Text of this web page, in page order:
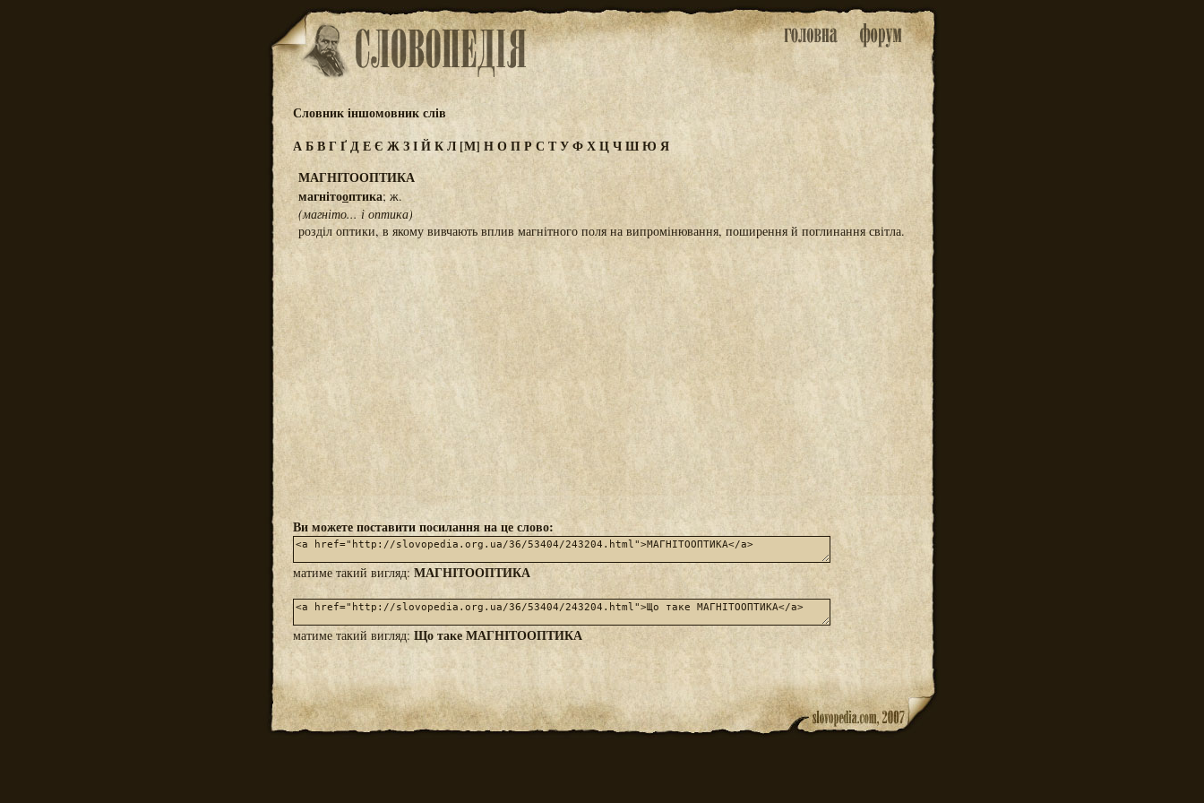
Словник іншомовник слів
АБВГҐДЕЄ ЖЗІЙКЛ[М] НОПРС ТУФХЦЧШЮ Я
МАГНІТООПТИКА
магнітооптика; ж.
(магніто... і оптика)
розділ оптики, в якому вивчають вплив магнітного поля на випромінювання, поширення й поглинання світла.
Ви можете поставити посилання на це слово:
матиме такий вигляд: МАГНІТООПТИКА
матиме такий вигляд: Що таке МАГНІТООПТИКА